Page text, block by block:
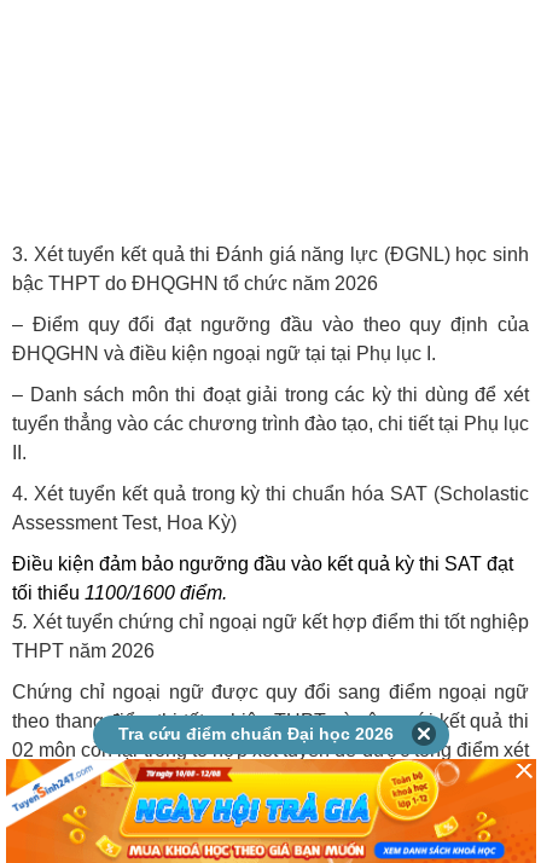
3. Xét tuyển kết quả thi Đánh giá năng lực (ĐGNL) học sinh
bậc THPT do ĐHQGHN tổ chức năm 2026
– Điểm quy đổi đạt ngưỡng đầu vào theo quy định của
ĐHQGHN và điều kiện ngoại ngữ tại tại Phụ lục I.
– Danh sách môn thi đoạt giải trong các kỳ thi dùng để xét
tuyển thẳng vào các chương trình đào tạo, chi tiết tại Phụ lục
II.
4. Xét tuyển kết quả trong kỳ thi chuẩn hóa SAT (Scholastic
Assessment Test, Hoa Kỳ)
Điều kiện đảm bảo ngưỡng đầu vào kết quả kỳ thi SAT đạt
tối thiểu 1100/1600 điểm.
5. Xét tuyển chứng chỉ ngoại ngữ kết hợp điểm thi tốt nghiệp
THPT năm 2026
Chứng chỉ ngoại ngữ được quy đổi sang điểm ngoại ngữ
theo thang điểm thi tốt nghiệp THPT và cộng với kết quả thi
02 môn còn lại trong tổ hợp xét tuyển để được tổng điểm xét
tuyển.
Đối với CTĐT Công nghệ kỹ thuật Chip bán dẫn, điều kiện,
điểm tốt nghiệp THPT môn Toán theo quy định của Bộ Giáo
Tra cứu điểm chuẩn Đại học 2026